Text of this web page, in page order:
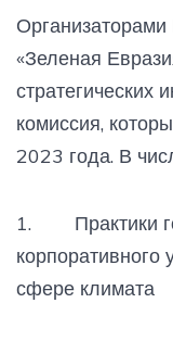
«Зеленая
стратегических
комиссия,
2023 года. В
1. Практики
сфере климата